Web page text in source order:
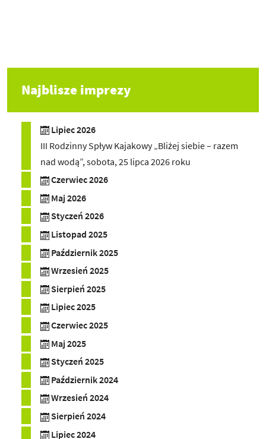
Najblisze imprezy
Lipiec 2026
III Rodzinny Spływ Kajakowy „Bliżej siebie – razem
nad wodą”, sobota, 25 lipca 2026 roku
Czerwiec 2026
Maj 2026
Styczeń 2026
Listopad 2025
Październik 2025
Wrzesień 2025
Sierpień 2025
Lipiec 2025
Czerwiec 2025
Maj 2025
Styczeń 2025
Październik 2024
Wrzesień 2024
Sierpień 2024
Lipiec 2024